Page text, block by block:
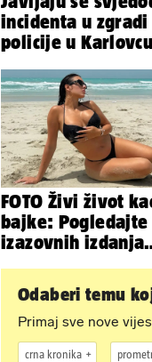
incidenta u zgradi
policije u
da izađemo
FOTO Živi život
bajke: Pogledajte
izazovnih izdanja
Odaberi temu
Primaj sve nove
crna kronika